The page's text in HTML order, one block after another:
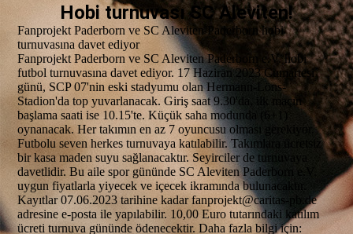
Hobi turnuvası SC Aleviten!
Fanprojekt Paderborn ve SC Aleviten Paderborn hobi
turnuvasına davet ediyor
Fanprojekt Paderborn ve SC Aleviten Paderborn e.V. hobi
futbol turnuvasına davet ediyor. 17 Haziran 2023 Cumartesi
günü, SCP 07'nin eski stadyumu olan Hermann-Löns-
Stadion'da top yuvarlanacak. Giriş saat 9.30'da, ilk maçın
başlama saati ise 10.15'te. Küçük saha modunda (6+1)
oynanacak. Her takımın en az 7 oyuncusu olması gerekiyor.
Futbolu seven herkes turnuvaya katılabilir. Takımlara ücretsiz
bir kasa maden suyu sağlanacaktır. Seyirciler de turnuvaya
davetlidir. Bu aile spor gününde SC Aleviten Paderborn e.V.
uygun fiyatlarla yiyecek ve içecek ikramında bulunacaktır.
Kayıtlar 07.06.2023 tarihine kadar fanprojekt@caritas-pb.de
adresine e-posta ile yapılabilir. 10,00 Euro tutarındaki katılım
ücreti turnuva gününde ödenecektir. Daha fazla bilgi için: